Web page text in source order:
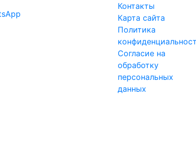
Контакты
Карта сайта
Политика
Согласие на
обработку
персональных
данных